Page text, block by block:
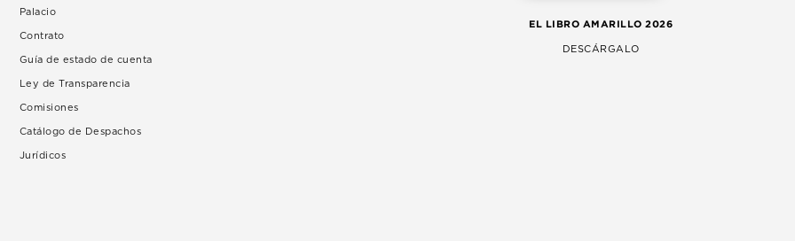
Palacio
Contrato
Guía de estado de cuenta
Ley de Transparencia
Comisiones
Catálogo de Despachos
Jurídicos
EL LIBRO AMARILLO 2026
DESCÁRGALO